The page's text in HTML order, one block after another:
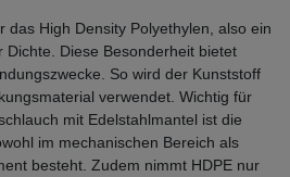
das High Density Polyethylen, also ein
Dichte. Diese Besonderheit bietet
So wird der Kunststoff
verwendet. Wichtig für
mit Edelstahlmantel ist die
im mechanischen Bereich als
besteht. Zudem nimmt HDPE nur